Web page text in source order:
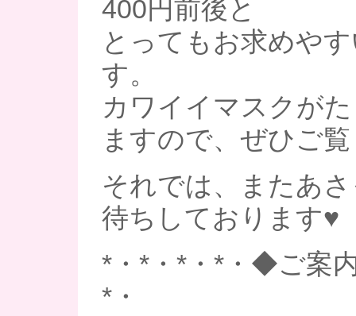
400円前後と
とってもお求めや
す。
カワイイマスクが
ますので、ぜひご
それでは、またあ
待ちしております♥
*・*・*・*・◆ご案
*・